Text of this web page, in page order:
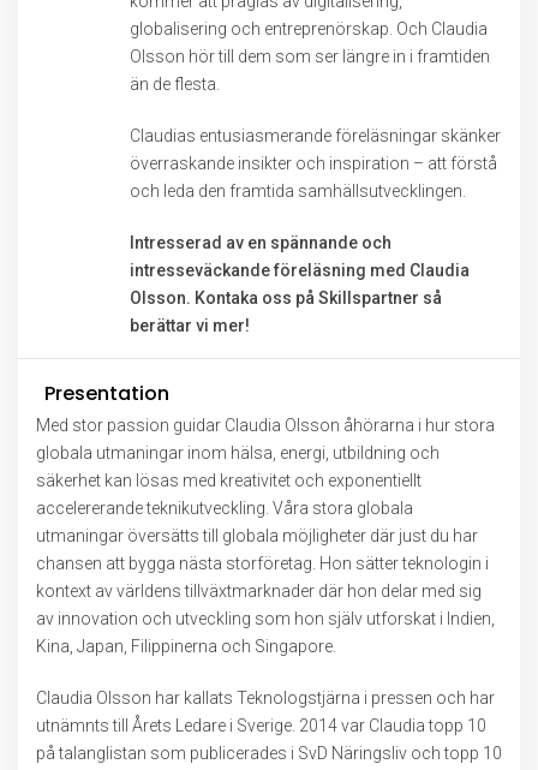
globalisering och entreprenörskap. Och Claudia
Olsson hör till dem som ser längre in i framtiden
än de flesta.
Claudias entusiasmerande föreläsningar skänker
överraskande insikter och inspiration – att förstå
och leda den framtida samhällsutvecklingen.
Intresserad av en spännande och
intresseväckande föreläsning med Claudia
Olsson. Kontaka oss på Skillspartner så
berättar vi mer!
Presentation
Med stor passion guidar Claudia Olsson åhörarna i hur stora
globala utmaningar inom hälsa, energi, utbildning och
säkerhet kan lösas med kreativitet och exponentiellt
accelererande teknikutveckling. Våra stora globala
utmaningar översätts till globala möjligheter där just du har
chansen att bygga nästa storföretag. Hon sätter teknologin i
kontext av världens tillväxtmarknader där hon delar med sig
av innovation och utveckling som hon själv utforskat i Indien,
Kina, Japan, Filippinerna och Singapore.
Claudia Olsson har kallats Teknologstjärna i pressen och har
utnämnts till Årets Ledare i Sverige. 2014 var Claudia topp 10
på talanglistan som publicerades i SvD Näringsliv och topp 10